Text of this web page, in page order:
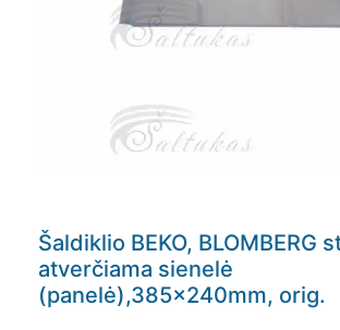
Šaldiklio BEKO, BLOMBERG
atverčiama sienelė
(panelė),385x240mm, orig.